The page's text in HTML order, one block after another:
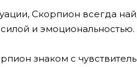
Скорпион всегда
и эмоциональностью.
знаком с